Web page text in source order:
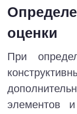
оценки
При
элементов